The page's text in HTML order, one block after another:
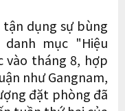
dụng sự bùng
mục "Hiệu
vào tháng 8, hợp
như Gangnam,
đặt phòng đã